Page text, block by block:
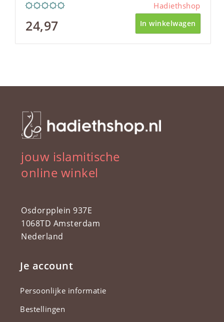
Hadiethshop
24,97 In winkelwagen
jouw islamitische
online winkel
Osdorpplein 937E
1068TD Amsterdam
Nederland
Je account
Persoonlijke informatie
Bestellingen